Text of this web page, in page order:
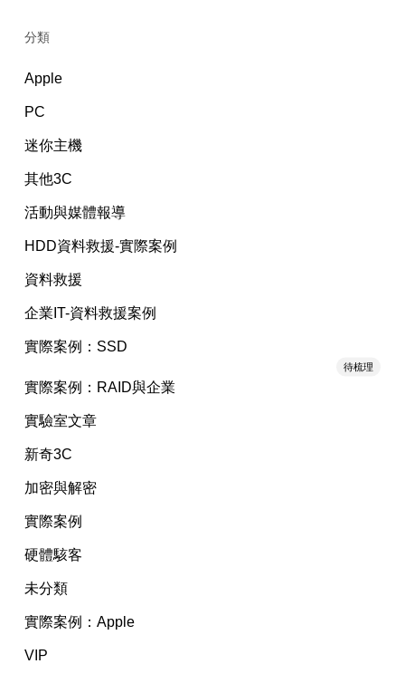
分類
Apple
PC
迷你主機
其他3C
活動與媒體報導
HDD資料救援-實際案例
資料救援
企業IT-資料救援案例
實際案例：SSD
待梳理
實際案例：RAID與企業
實驗室文章
新奇3C
加密與解密
實際案例
硬體駭客
未分類
實際案例：Apple
VIP